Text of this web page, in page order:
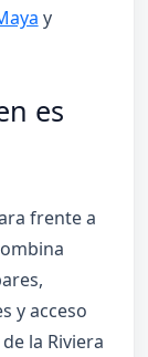
y
es
frente a
y acceso
la Riviera